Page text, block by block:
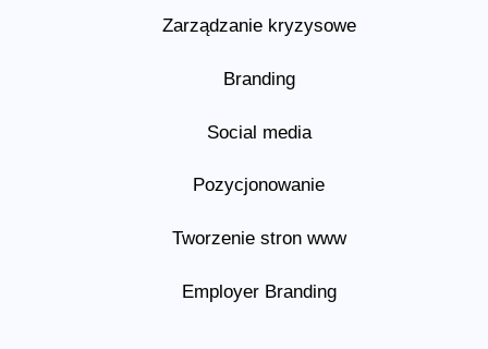
Zarządzanie kryzysowe
Branding
Social media
Pozycjonowanie
Tworzenie stron www
Employer Branding